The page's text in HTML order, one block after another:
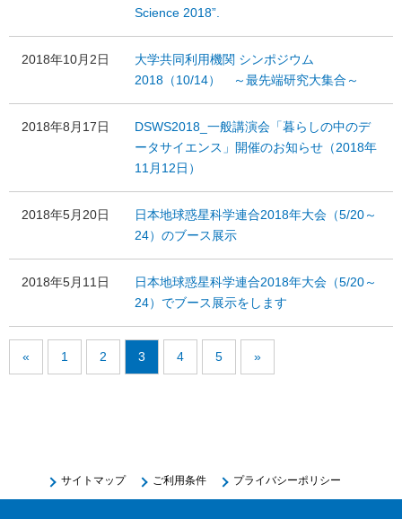
Science 2018”.
2018年10月2日
大学共同利用機関 シンポジウム
2018（10/14） ～最先端研究大集合～
2018年8月17日
DSWS2018_一般講演会「暮らしの中のデ
ータサイエンス」開催のお知らせ（2018年
11月12日）
2018年5月20日
日本地球惑星科学連合2018年大会（5/20～
24）のブース展示
2018年5月11日
日本地球惑星科学連合2018年大会（5/20～
24）でブース展示をします
« 1 2 3 4 5 »
サイトマップ ご利用条件 プライバシーポリシー